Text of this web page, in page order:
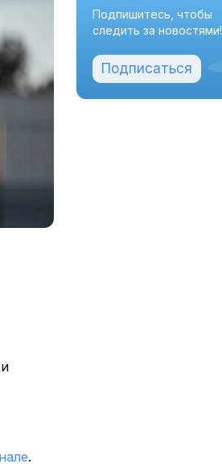
.
Подпишитесь, чтобы
следить за новостями!
Подписаться